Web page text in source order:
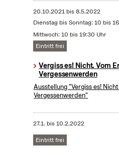
20.10.2021bis8.5.2022
Dienstag bis Sonntag: 10 bis
Mittwoch: 10 bis 19:30 Uhr
Eintritt frei
Vergiss es! Nicht. Vom
Vergessenwerden
Ausstellung "Vergiss es!
Vergessenwerden"
27.1. bis10.2.2022
Eintritt frei